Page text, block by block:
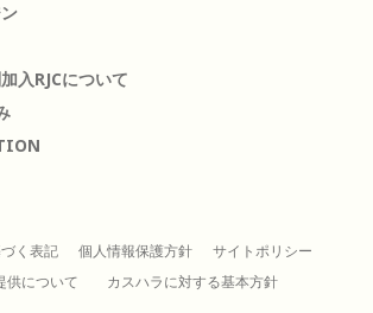
入RJCについて
く表記 個人情報保護方針
サイトポリシー
供について
カスハラに対する基本方針